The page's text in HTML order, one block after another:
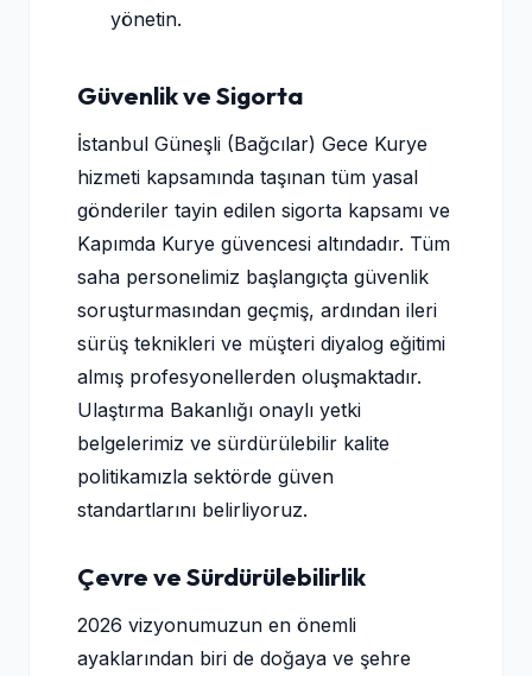
yönetin.
Güvenlik ve Sigorta
İstanbul Güneşli (Bağcılar) Gece Kurye
hizmeti kapsamında taşınan tüm yasal
gönderiler tayin edilen sigorta kapsamı ve
Kapımda Kurye güvencesi altındadır. Tüm
saha personelimiz başlangıçta güvenlik
soruşturmasından geçmiş, ardından ileri
sürüş teknikleri ve müşteri diyalog eğitimi
almış profesyonellerden oluşmaktadır.
Ulaştırma Bakanlığı onaylı yetki
belgelerimiz ve sürdürülebilir kalite
politikamızla sektörde güven
standartlarını belirliyoruz.
Çevre ve Sürdürülebilirlik
2026 vizyonumuzun en önemli
ayaklarından biri de doğaya ve şehre